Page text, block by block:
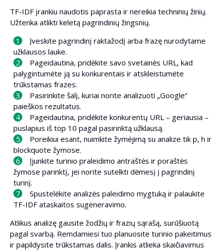
TF-IDF įrankiu naudotis paprasta ir nereikia techninių žinių.
Užtenka atlikti keletą pagrindinių žingsnių.
Įveskite pagrindinį raktažodį arba frazę nurodytame
užklausos lauke.
Pageidautina, pridėkite savo svetainės URL, kad
palygintumėte ją su konkurentais ir atskleistumėte
trūkstamas frazes.
Pasirinkite šalį, kuriai norite analizuoti „Google“
paieškos rezultatus.
Pageidautina, pridėkite konkurentų URL – geriausia –
puslapius iš top 10 pagal pasirinktą užklausą.
Poreikiui esant, nuimkite žymėjimą su analize tik p, h ir
blockquote žymose.
Įjunkite turinio praleidimo antraštės ir poraštės
žymose parinktį, jei norite sutelkti dėmesį į pagrindinį
turinį.
Spustelėkite analizės paleidimo mygtuką ir palaukite
TF-IDF ataskaitos sugeneravimo.
Atlikus analizę gausite žodžių ir frazių sąrašą, surūšiuotą
pagal svarbą. Remdamiesi tuo planuosite turinio pakeitimus
ir papildysite trūkstamas dalis. Įrankis atlieka skaičiavimus